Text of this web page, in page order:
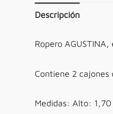
Descripción
Ropero
Contiene 2
Medidas: Alto: